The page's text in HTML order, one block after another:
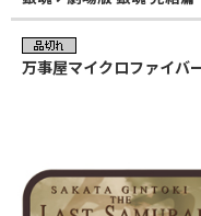
万事屋マイクロファイバ